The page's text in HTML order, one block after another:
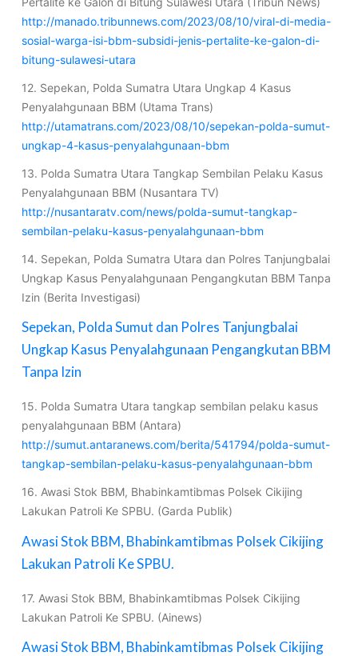
http://manado.tribunnews.com/2023/08/10/viral-di-media-
sosial-warga-isi-bbm-subsidi-jenis-pertalite-ke-galon-di-
bitung-sulawesi-utara
12. Sepekan, Polda Sumatra Utara Ungkap 4 Kasus
Penyalahgunaan BBM (Utama Trans)
http://utamatrans.com/2023/08/10/sepekan-polda-sumut-
ungkap-4-kasus-penyalahgunaan-bbm
13. Polda Sumatra Utara Tangkap Sembilan Pelaku Kasus
Penyalahgunaan BBM (Nusantara TV)
http://nusantaratv.com/news/polda-sumut-tangkap-
sembilan-pelaku-kasus-penyalahgunaan-bbm
14. Sepekan, Polda Sumatra Utara dan Polres Tanjungbalai
Ungkap Kasus Penyalahgunaan Pengangkutan BBM Tanpa
Izin (Berita Investigasi)
Sepekan, Polda Sumut dan Polres Tanjungbalai
Ungkap Kasus Penyalahgunaan Pengangkutan BBM
Tanpa Izin
15. Polda Sumatra Utara tangkap sembilan pelaku kasus
penyalahgunaan BBM (Antara)
http://sumut.antaranews.com/berita/541794/polda-sumut-
tangkap-sembilan-pelaku-kasus-penyalahgunaan-bbm
16. Awasi Stok BBM, Bhabinkamtibmas Polsek Cikijing
Lakukan Patroli Ke SPBU. (Garda Publik)
Awasi Stok BBM, Bhabinkamtibmas Polsek Cikijing
Lakukan Patroli Ke SPBU.
17. Awasi Stok BBM, Bhabinkamtibmas Polsek Cikijing
Lakukan Patroli Ke SPBU. (Ainews)
Awasi Stok BBM, Bhabinkamtibmas Polsek Cikijing